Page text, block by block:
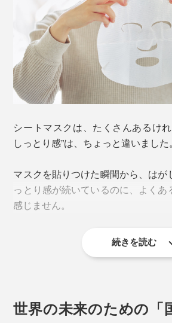
シートマスクは、たくさんあるけ
しっとり感”は、ちょっと違いました。
マスクを貼りつけた瞬間から、はが
っとり感が続いているのに、よく
感じません。
肌が気持ちよくうるおうって、こん
のシルク美容液シートマスクです。
続きを読む
世界の未来のための「